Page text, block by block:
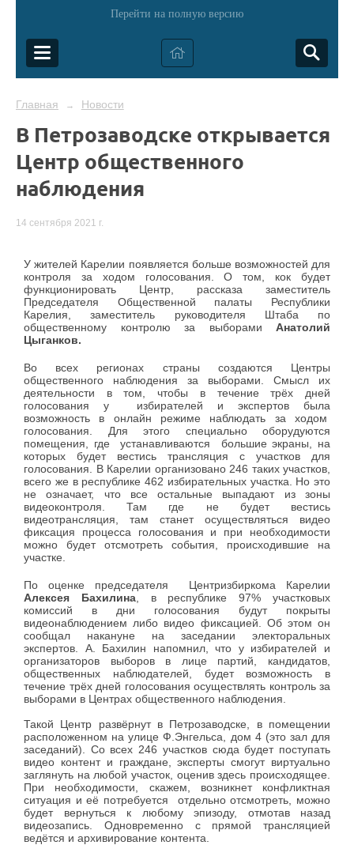
Перейти на полную версию
Главная → Новости
В Петрозаводске открывается
Центр общественного
наблюдения
14 сентября 2021 г.
У жителей Карелии появляется больше возможностей для
контроля за ходом голосования. О том, кок будет
функционировать Центр, рассказа заместитель
Председателя Общественной палаты Республики
Карелия, заместитель руководителя Штаба по
общественному контролю за выборами Анатолий
Цыганков.
Во всех регионах страны создаются Центры
общественного наблюдения за выборами. Смысл их
деятельности в том, чтобы в течение трёх дней
голосования у избирателей и экспертов была
возможность в онлайн режиме наблюдать за ходом
голосования. Для этого специально оборудуются
помещения, где устанавливаются большие экраны, на
которых будет вестись трансляция с участков для
голосования. В Карелии организовано 246 таких участков,
всего же в республике 462 избирательных участка. Но это
не означает, что все остальные выпадают из зоны
видеоконтроля. Там где не будет вестись
видеотрансляция, там станет осуществляться видео
фиксация процесса голосования и при необходимости
можно будет отсмотреть события, происходившие на
участке.
По оценке председателя Центризбиркома Карелии
Алексея Бахилина, в республике 97% участковых
комиссий в дни голосования будут покрыты
видеонаблюдением либо видео фиксацией. Об этом он
сообщал накануне на заседании электоральных
экспертов. А. Бахилин напомнил, что у избирателей и
организаторов выборов в лице партий, кандидатов,
общественных наблюдателей, будет возможность в
течение трёх дней голосования осуществлять контроль за
выборами в Центрах общественного наблюдения.
Такой Центр развёрнут в Петрозаводске, в помещении
расположенном на улице Ф.Энгельса, дом 4 (это зал для
заседаний). Со всех 246 участков сюда будет поступать
видео контент и граждане, эксперты смогут виртуально
заглянуть на любой участок, оценив здесь происходящее.
При необходимости, скажем, возникнет конфликтная
ситуация и её потребуется отдельно отсмотреть, можно
будет вернуться к любому эпизоду, отмотав назад
видеозапись. Одновременно с прямой трансляцией
ведётся и архивирование контента.